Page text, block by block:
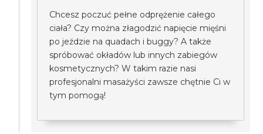
Chcesz poczuć pełne odprężenie całego
ciała? Czy można złagodzić napięcie mięśni
po jeździe na quadach i buggy? A także
spróbować okładów lub innych zabiegów
kosmetycznych? W takim razie nasi
profesjonalni masażyści zawsze chętnie Ci w
tym pomogą!